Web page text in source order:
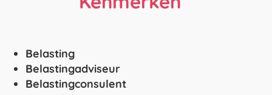
Belasting
Belastingadviseur
Belastingconsulent